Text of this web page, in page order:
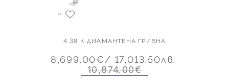
4.38 К ДИАМАНТЕНА ГРИВНА
8,699.00€/ 17,013.50лв.
10,874.00€